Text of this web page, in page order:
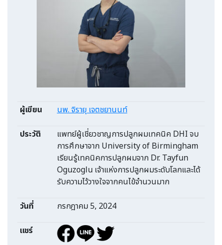
ผู้เขียน นพ. จิรายุ เจตชยานนท์
ประวัติ
แพทย์ผู้เชี่ยวชาญการปลูกผมเทคนิค DHI จบ
การศึกษาจาก University of Birmingham
เรียนรู้เทคนิคการปลูกผมจาก Dr. Tayfun
Oguzoglu เจ้าแห่งการปลูกผมระดับโลกและได้
รับความไว้วางใจจากคนไข้จำนวนมาก
วันที่ กรกฎาคม 5, 2024
แชร์